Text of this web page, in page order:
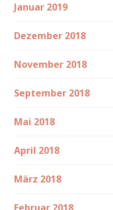
Januar 2019
Dezember 2018
November 2018
September 2018
Mai 2018
April 2018
März 2018